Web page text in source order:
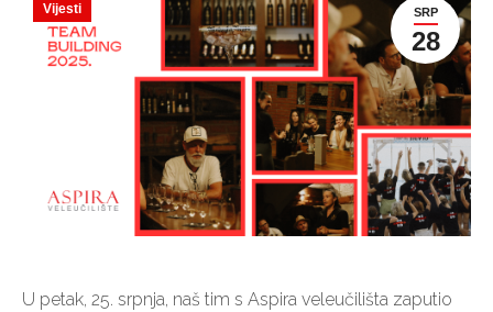
SRP
28
Vijesti
U petak, 25. srpnja, naš tim s Aspira veleučilišta zaputio